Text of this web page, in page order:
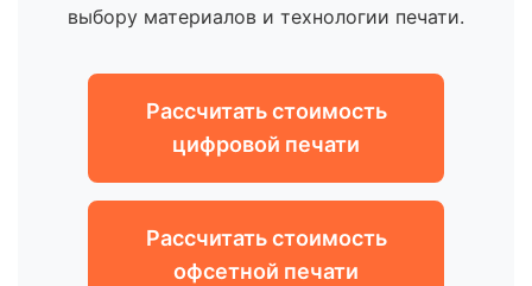
выбору материалов и технологии печати.
Рассчитать стоимость
цифровой печати
Рассчитать стоимость
офсетной печати